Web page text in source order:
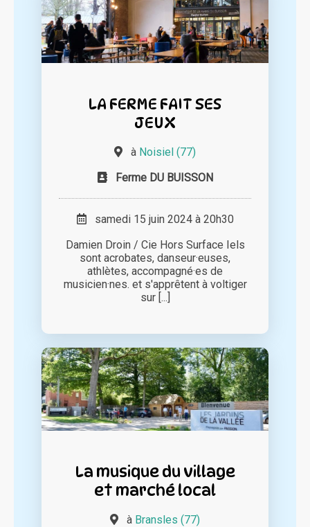
LA FERME FAIT SES
JEUX
à Noisiel (77)
Ferme DU BUISSON
samedi 15 juin 2024 à 20h30
Damien Droin / Cie Hors Surface Iels
sont acrobates, danseur·euses,
athlètes, accompagné·es de
musicien·nes. et s'apprêtent à voltiger
sur [...]
La musique du village
et marché local
à Bransles (77)